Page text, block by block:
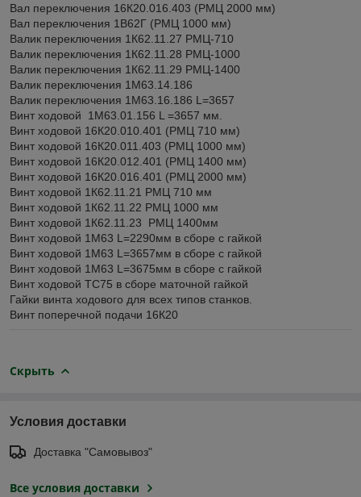
Вал переключения 16К20.016.403 (РМЦ 2000 мм)
Вал переключения 1В62Г (РМЦ 1000 мм)
Валик переключения 1К62.11.27 РМЦ-710
Валик переключения 1К62.11.28 РМЦ-1000
Валик переключения 1К62.11.29 РМЦ-1400
Валик переключения 1М63.14.186
Валик переключения 1М63.16.186 L=3657
Винт ходовой 1М63.01.156 L =3657 мм.
Винт ходовой 16К20.010.401 (РМЦ 710 мм)
Винт ходовой 16К20.011.403 (РМЦ 1000 мм)
Винт ходовой 16К20.012.401 (РМЦ 1400 мм)
Винт ходовой 16К20.016.401 (РМЦ 2000 мм)
Винт ходовой 1К62.11.21 РМЦ 710 мм
Винт ходовой 1К62.11.22 РМЦ 1000 мм
Винт ходовой 1К62.11.23 РМЦ 1400мм
Винт ходовой 1М63 L=2290мм в сборе с гайкой
Винт ходовой 1М63 L=3657мм в сборе с гайкой
Винт ходовой 1М63 L=3675мм в сборе с гайкой
Винт ходовой ТС75 в сборе маточной гайкой
Гайки винта ходового для всех типов станков.
Винт поперечной подачи 16К20
Скрыть
Условия доставки
Доставка "Самовывоз"
Все условия доставки